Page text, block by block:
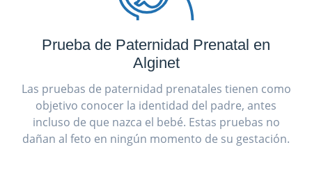
Prueba de Paternidad Prenatal en
Alginet
Las pruebas de paternidad prenatales tienen como
objetivo conocer la identidad del padre, antes
incluso de que nazca el bebé. Estas pruebas no
dañan al feto en ningún momento de su gestación.